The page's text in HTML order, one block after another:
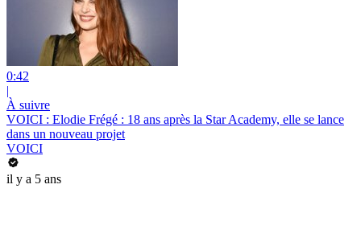
0:42
|
À suivre
VOICI : Elodie Frégé : 18 ans après la Star Academy, elle se lance
dans un nouveau projet
VOICI
il y a 5 ans